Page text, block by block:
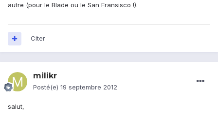
autre (pour le Blade ou le San Fransisco !).
Citer
milikr
Posté(e) 19 septembre 2012
salut,